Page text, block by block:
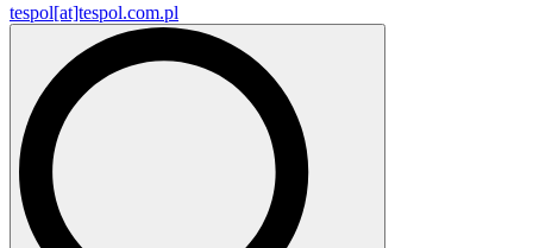
tespol[at]tespol.com.pl